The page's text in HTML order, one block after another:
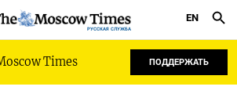
РУССКАЯ СЛУЖБА
EN
Times ПОДДЕРЖАТЬ